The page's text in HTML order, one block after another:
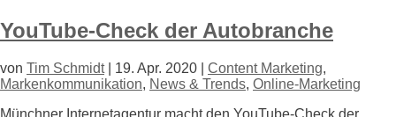
YouTube-Check der Autobranche
von Tim Schmidt| 19. Apr. 2020 Content Marketing,
Markenkommunikation, News & Trends, Online-Marketing
Münchner Internetagentur macht den YouTube-Check der